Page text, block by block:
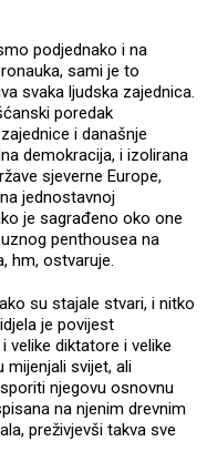
podjednako i na
sami je to
svaka ljudska zajednica.
poredak
i današnje
demokracija, i izolirana
sjeverne Europe,
jednostavnoj
je sagrađeno oko one
penthousea na
hm, ostvaruje.
su stajale stvari, i nitko
je povijest
velike diktatore i velike
mijenjali svijet, ali
njegovu osnovnu
na njenim drevnim
preživjevši takva sve